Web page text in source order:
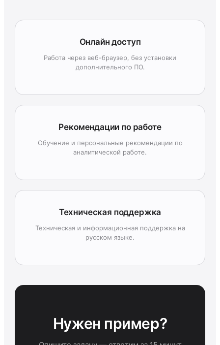
Онлайн доступ
Работа через веб-браузер, без установки
дополнительного ПО.
Рекомендации по работе
Обучение и персональные рекомендации по
аналитической работе.
Техническая поддержка
Техническая и информационная поддержка на
русском языке.
Нужен пример?